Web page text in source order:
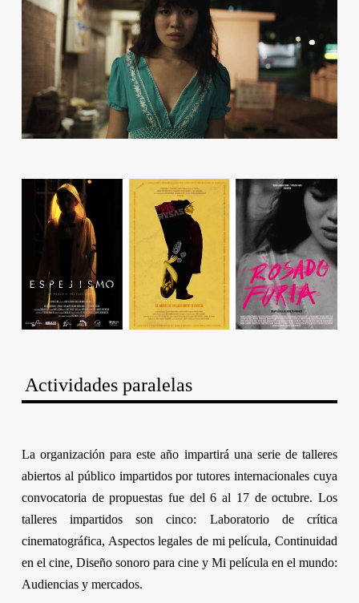
Actividades paralelas
La organización para este año impartirá una serie de talleres
abiertos al público impartidos por tutores internacionales cuya
convocatoria de propuestas fue del 6 al 17 de octubre. Los
talleres impartidos son cinco: Laboratorio de crítica
cinematográfica, Aspectos legales de mi película, Continuidad
en el cine, Diseño sonoro para cine y Mi película en el mundo:
Audiencias y mercados.